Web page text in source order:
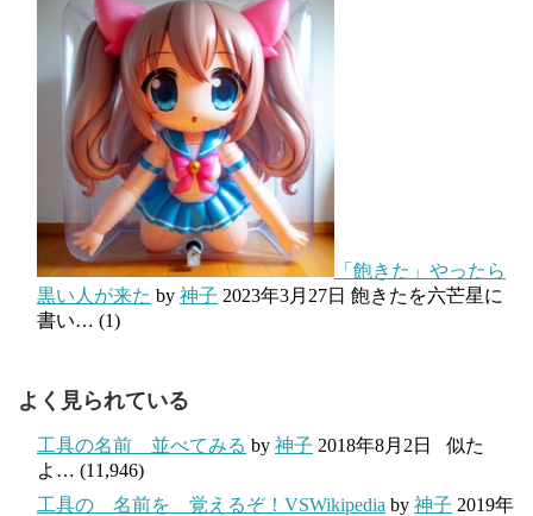
「飽きた」やったら
黒い人が来た by 神子 2023年3月27日 飽きたを六芒星に
書い… (1)
よく見られている
工具の名前 並べてみる by 神子 2018年8月2日
似た
よ… (11,946)
工具の 名前を 覚えるぞ！VSWikipedia by 神子 2019年